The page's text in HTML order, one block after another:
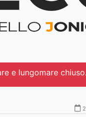
e lungomare